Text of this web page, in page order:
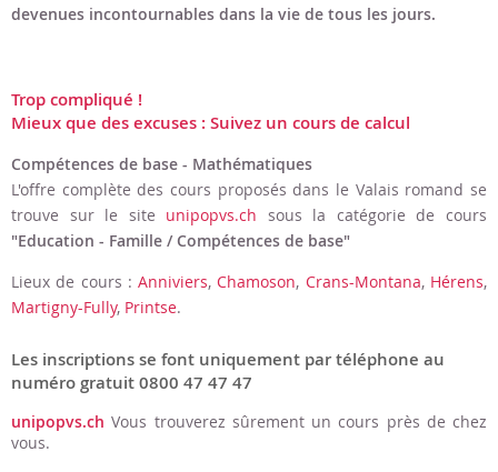
devenues incontournables dans la vie de tous les jours.
Trop compliqué !
Mieux que des excuses : Suivez un cours de calcul
Compétences de base - Mathématiques
L'offre complète des cours proposés dans le Valais romand se
trouve sur le site unipopvs.ch sous la catégorie de cours
"Education - Famille / Compétences de base"
Lieux de cours :Anniviers,Chamoson, Crans-Montana, Hérens,
Martigny-Fully, Printse.
Les inscriptions se font uniquement par téléphone au
numéro gratuit 0800 47 47 47
unipopvs.ch Vous trouverez sûrement un cours près de chez
vous.